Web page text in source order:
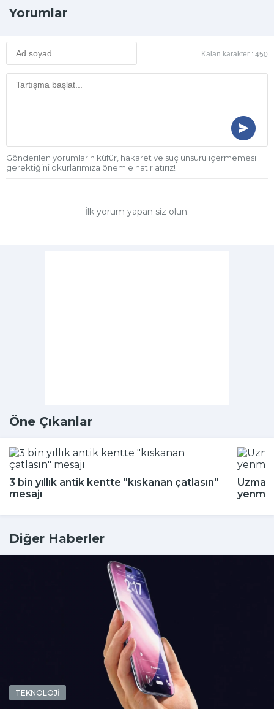
Yorumlar
Kalan karakter : 450
Gönderilen yorumların küfür, hakaret ve suç unsuru içermemesi
gerektiğini okurlarımıza önemle hatırlatırız!
İlk yorum yapan siz olun.
Öne Çıkanlar
3 bin yıllık antik kentte "kıskanan çatlasın"
mesajı
Diğer Haberler
TEKNOLOJİ